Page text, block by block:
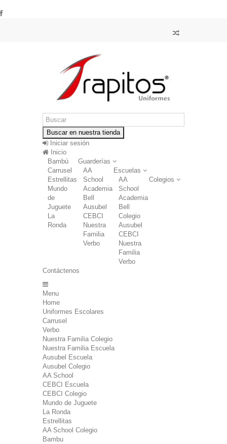
Buscar en nuestra tienda
Iniciar sesión
Inicio
Guarderías
Bambú
Carrusel
Estrellitas
Mundo
de
Juguete
La
Ronda
Escuelas
AA
School
Academia
Bell
Ausubel
CEBCI
Nuestra
Familia
Verbo
Colegios
AA
School
Academia
Bell
Colegio
Ausubel
CEBCI
Nuestra
Familia
Verbo
Contáctenos
Menu
Home
Uniformes Escolares
Carrusel
Verbo
Nuestra Familia Colegio
Nuestra Familia Escuela
Ausubel Escuela
Ausubel Colegio
AA School
CEBCI Escuela
CEBCI Colegio
Mundo de Juguete
La Ronda
Estrellitas
AA School Colegio
Bambu